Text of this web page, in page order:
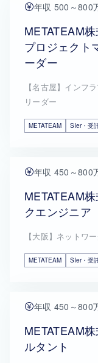
年収 500～800
METATEAM
プロジェクト
ーダー
【名古屋】インフ
リーダー
METATEAM SIer・受
年収 450～800
METATEAM
クエンジニア
【大阪】ネットワ
METATEAM SIer・受
年収 450～800
METATEAM
ルタント